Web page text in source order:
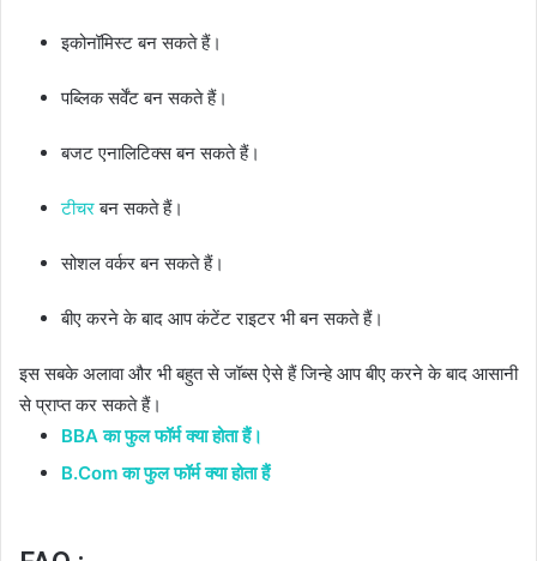
इकोनॉमिस्ट बन सकते हैं।
पब्लिक सर्वेंट बन सकते हैं।
बजट एनालिटिक्स बन सकते हैं।
टीचरबन सकते हैं।
सोशल वर्कर बन सकते हैं।
बीए करने के बाद आप कंटेंट राइटर भी बन सकते हैं।
इस सबके अलावा और भी बहुत से जॉब्स ऐसे हैं जिन्हे आप बीए करने के बाद आसानी
से प्राप्त कर सकते हैं।
BBA का फुल फॉर्म क्या होता हैं।
B.Com का फुल फॉर्म क्या होता हैं